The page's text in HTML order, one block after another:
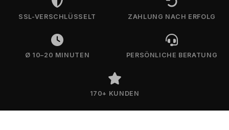
SSL-VERSCHLÜSSELT ZAHLUNG NACH ERFOLG
Ø 10–20 MINUTEN PERSÖNLICHE BERATUNG
170+ KUNDEN